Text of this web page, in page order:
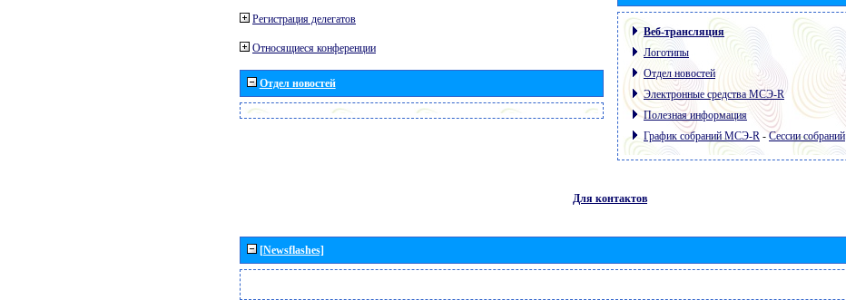
Регистрация делегатов
Относящиеся конференции
Отдел новостей
Веб-трансляция
Логотипы
Отдел новостей
Электронные средства МСЭ-R
Полезная информация
График собраний МСЭ-R -Сессии собраний
Для контактов
[Newsflashes]